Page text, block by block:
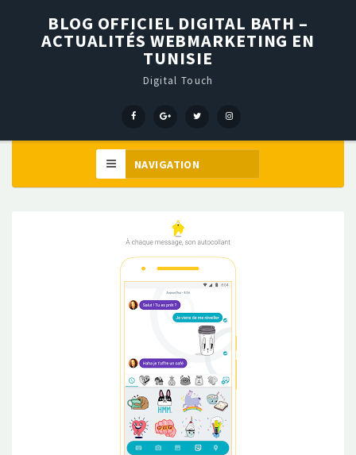
BLOG OFFICIEL DIGITAL BATH –
ACTUALITÉS WEBMARKETING EN
TUNISIE
Digital Touch
Menu
Menu
Menu
menu